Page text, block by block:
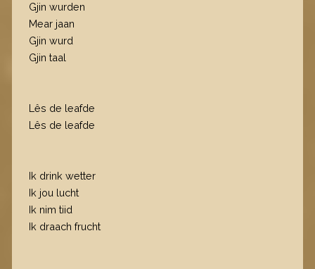
Gjin wurden
Mear jaan
Gjin wurd
Gjin taal
Lês de leafde
Lês de leafde
Ik drink wetter
Ik jou lucht
Ik nim tiid
Ik draach frucht